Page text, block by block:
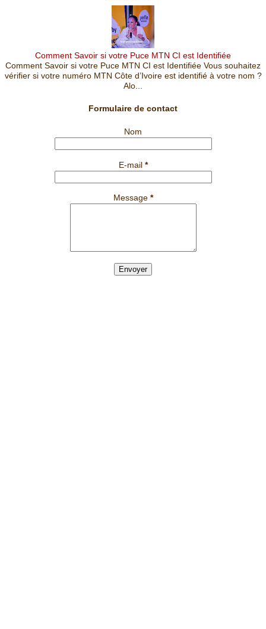
Comment Savoir si votre Puce MTN CI est Identifiée
Comment Savoir si votre Puce MTN CI est Identifiée Vous souhaitez
vérifier si votre numéro MTN Côte d’Ivoire est identifié à votre nom ?
Alo...
Formulaire de contact
Nom
E-mail *
Message *